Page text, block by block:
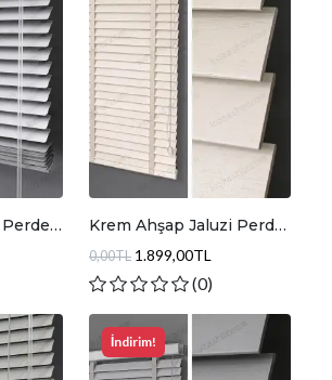
Krem Ahşap Jaluzi Perde
0,00TL 1.899,00TL
(0)
İndirim!